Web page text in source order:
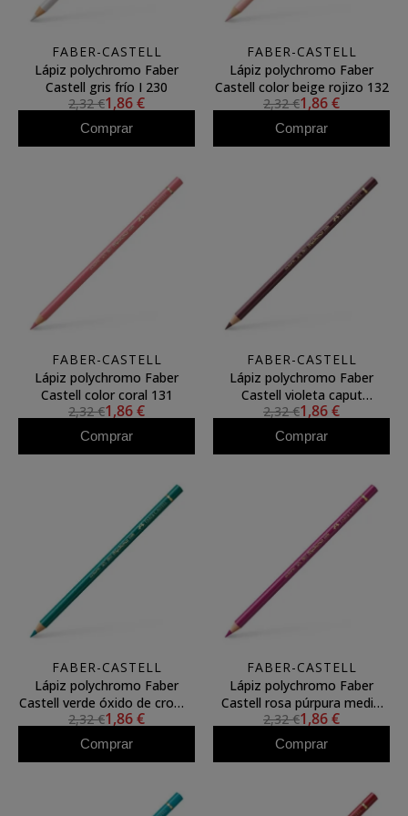
FABER-CASTELL
Lápiz polychromo Faber
Castell gris frío I 230
2,32 €1,86 €
Comprar
FABER-CASTELL
Lápiz polychromo Faber
Castell color beige rojizo 132
2,32 €1,86 €
Comprar
FABER-CASTELL
Lápiz polychromo Faber
Castell color coral 131
2,32 €1,86 €
Comprar
FABER-CASTELL
Lápiz polychromo Faber
Castell violeta caput
mortuum 263
2,32 €1,86 €
Comprar
FABER-CASTELL
Lápiz polychromo Faber
Castell verde óxido de cromo
fuerte 276
2,32 €1,86 €
Comprar
FABER-CASTELL
Lápiz polychromo Faber
Castell rosa púrpura medio
125
2,32 €1,86 €
Comprar